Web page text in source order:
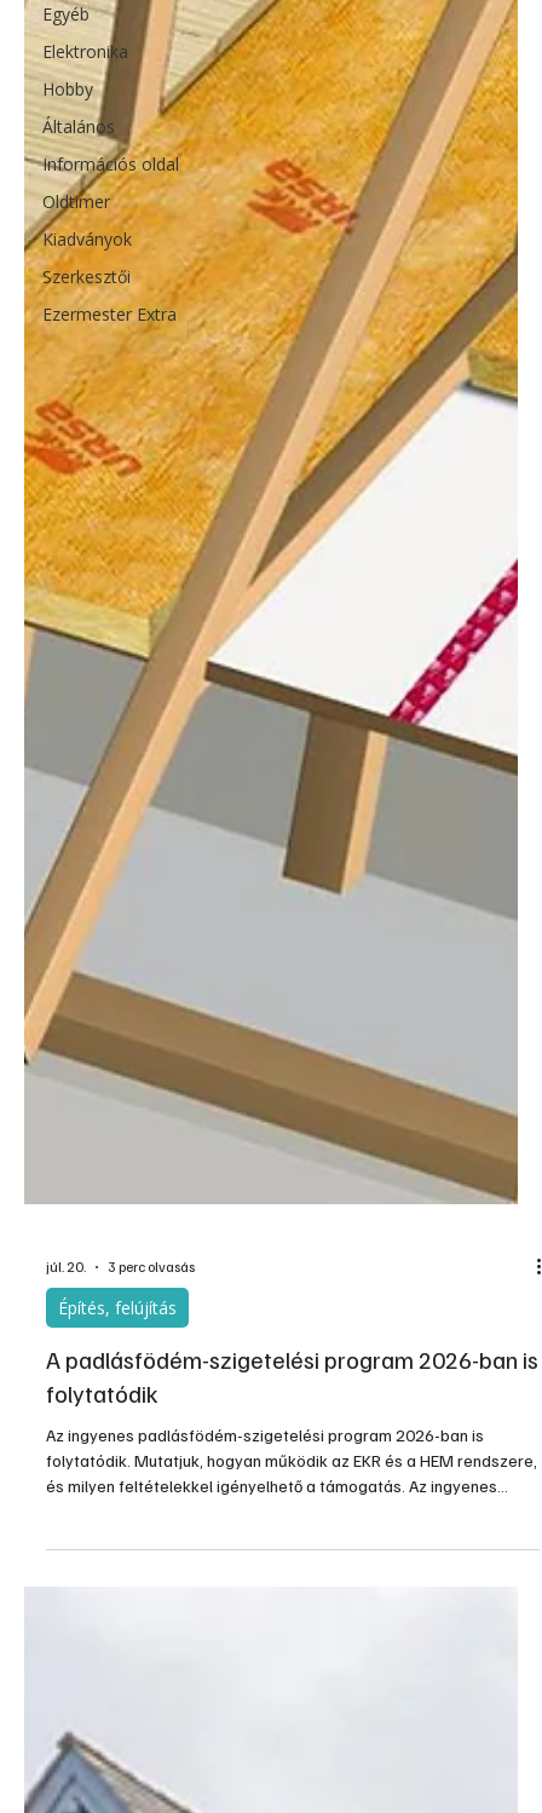
Egyéb
Elektronika
Hobby
Általános
Információs oldal
Oldtimer
Kiadványok
Szerkesztői
Ezermester Extra
Az ingyenes padlásfödém-szigetelési program 2026-ban is
folytatódik. Mutatjuk, hogyan működik az EKR és a HEM rendszere,
és milyen feltételekkel igényelhető a támogatás. Az ingyenes